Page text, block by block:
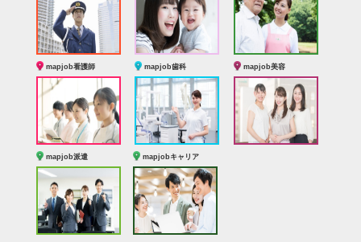
mapjob看護師 mapjob歯科 mapjob美容
mapjob派遣 mapjobキャリア